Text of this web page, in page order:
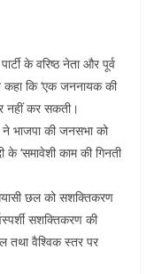
के वरिष्ठ नेता और पूर्व
कहा कि ‘एक जननायक की
नहीं कर सकती।
भाजपा की जनसभा को
के ‘समावेशी काम की गिनती
छल को सशक्तिकरण
सशक्तिकरण की
तथा वैश्विक स्तर पर